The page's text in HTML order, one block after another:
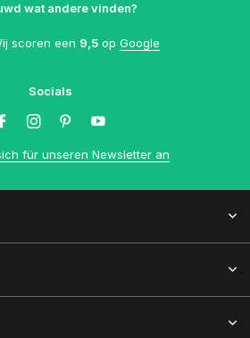
wat andere vinden?
scoren een 9,5 op Google
Socials
für unseren Newsletter an